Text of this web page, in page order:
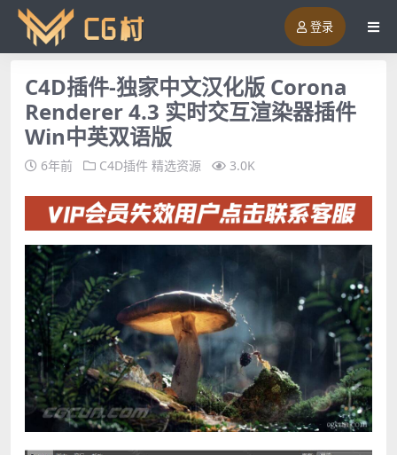
登录
C4D插件-独家中文汉化版 Corona
Renderer 4.3 实时交互渲染器插件
Win中英双语版
6年前 C4D插件 精选资源 3.0K